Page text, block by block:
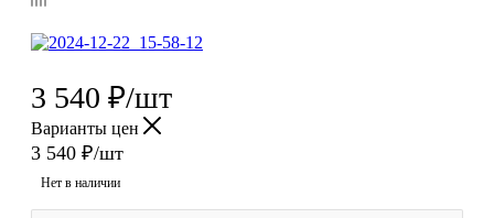
3 540 ₽/шт
Варианты цен
3 540 ₽/шт
Нет в наличии